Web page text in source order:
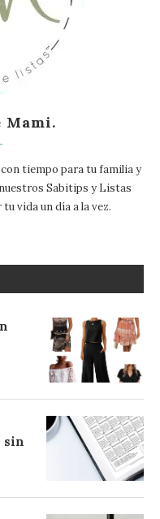
Mami.
tiempo para tu familia y
Sabitips y Listas
vida un día a la vez.
sin